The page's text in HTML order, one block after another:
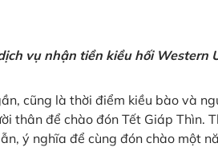
vụ nhận tiền kiều hối Western
cũng là thời điểm kiều bào và
thân để chào đón Tết Giáp Thìn.
ý nghĩa để cùng đón chào một